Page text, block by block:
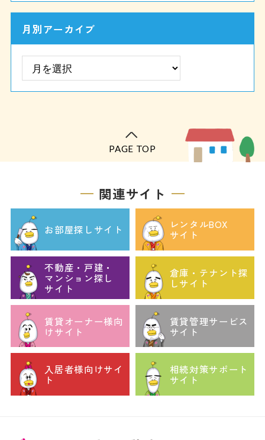
月別アーカイブ
PAGE TOP
関連サイト
お部屋探しサイト
レンタルBOX
サイト
不動産・戸建・
マンション探し
サイト
倉庫・テナント探
しサイト
賃貸オーナー様向
けサイト
賃貸管理サービス
サイト
入居者様向けサイ
ト
相続対策サポート
サイト